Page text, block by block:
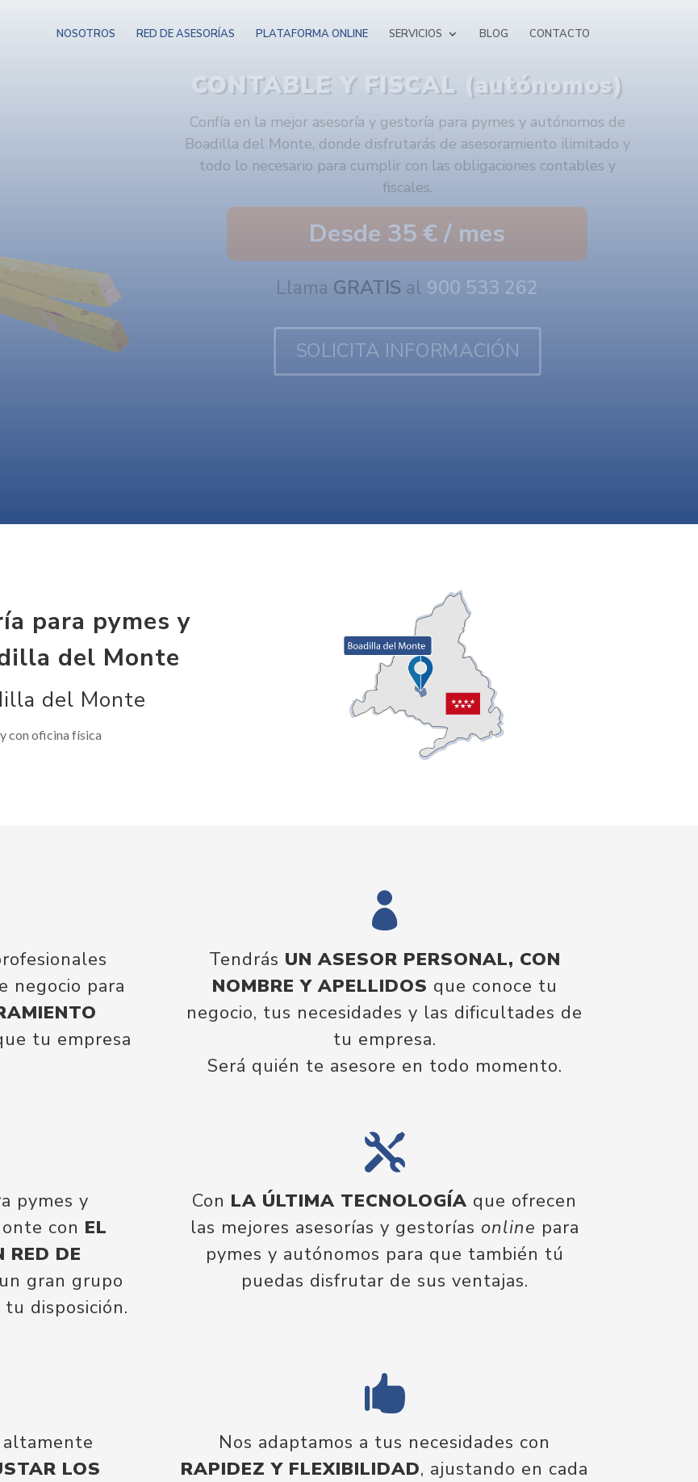
NOSOTROS RED DE ASESORÍAS PLATAFORMA ONLINE SERVICIOS BLOG CONTACTO
CONTABLE Y FISCAL (pymes)
Confía en la mejor asesoría y gestoría para pymes y autónomos de
Boadilla del Monte, donde disfrutarás de asesoramiento ilimitado y
todo lo necesario para cumplir con las obligaciones contables y
fiscales.
Desde 95 € / mes
Llama GRATIS al 900 533 262
SOLICITA INFORMACIÓN
para pymes y
del Monte
del Monte
con oficina física
negocio para
tu empresa

Tendrás UN ASESOR PERSONAL, CON
NOMBRE Y APELLIDOS que conoce tu
negocio, tus necesidades y las dificultades de
tu empresa.
Será quién te asesore en todo momento.
pymes y
con EL
RED DE
gran grupo
disposición.

Con LA ÚLTIMA TECNOLOGÍA que ofrecen
las mejores asesorías y gestorías online para
pymes y autónomos para que también tú
puedas disfrutar de sus ventajas.
LOS

Nos adaptamos a tus necesidades con
RAPIDEZ Y FLEXIBILIDAD, ajustando en cada